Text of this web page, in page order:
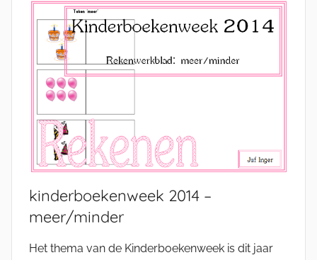
kinderboekenweek 2014 –
meer/minder
Het thema van de Kinderboekenweek is dit jaar